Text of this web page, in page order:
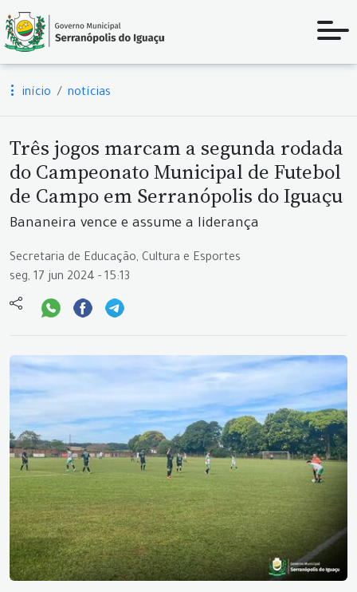
início notícias
Três jogos marcam a segunda rodada
do Campeonato Municipal de Futebol
de Campo em Serranópolis do Iguaçu
Bananeira vence e assume a liderança
Secretaria de Educação, Cultura e Esportes
seg, 17 jun 2024 - 15:13